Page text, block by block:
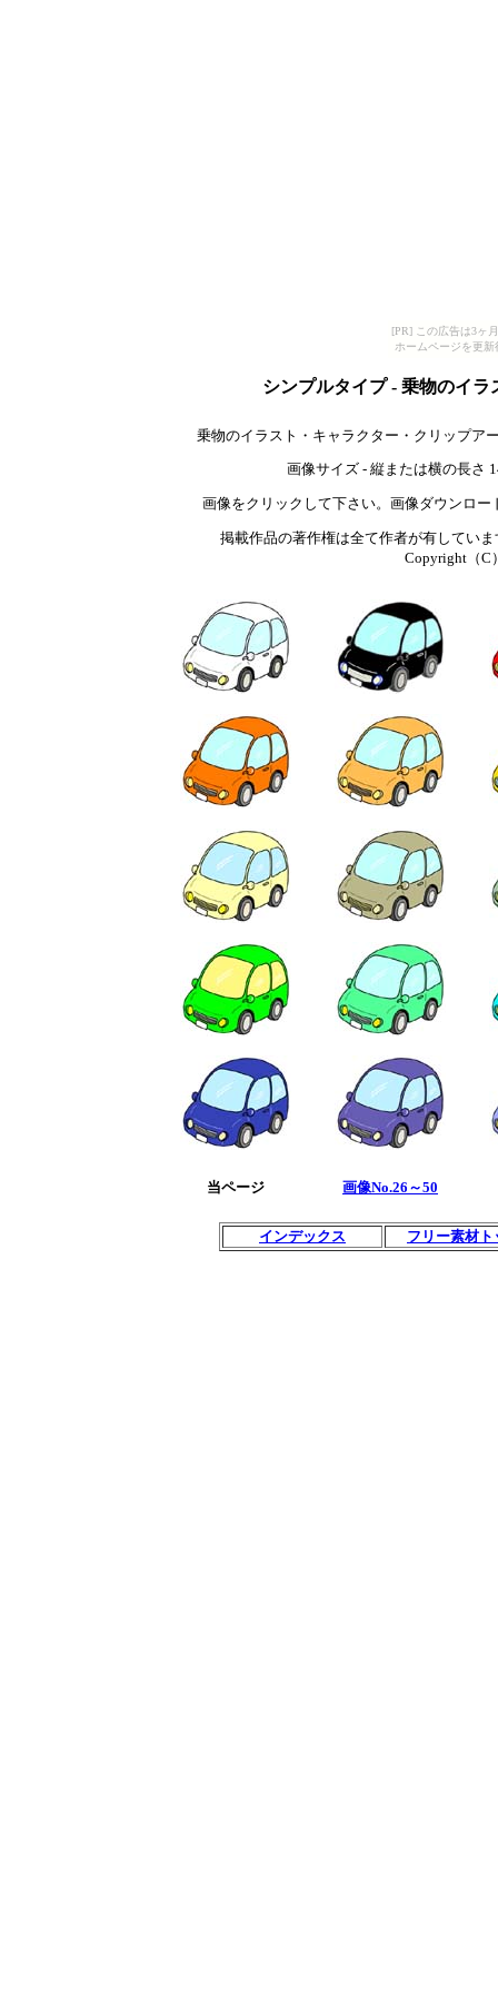
[PR] この広告は3ヶ
ホームページを更
シンプルタイプ - 乗物のイ
乗物のイラスト・キャラクター・クリップア
画像サイズ - 縦または横の長さ
画像をクリックして下さい。画像ダウンロー
掲載作品の著作権は全て作者が有してい
Copyright（C
当ページ 画像No.26～50
インデックス フリー素材ト